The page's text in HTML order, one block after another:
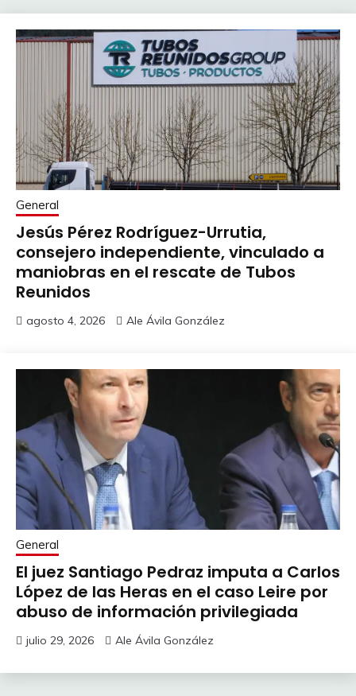
General
Jesús Pérez Rodríguez-Urrutia,
consejero independiente, vinculado a
maniobras en el rescate de Tubos
Reunidos
agosto 4, 2026 Ale Ávila González
General
El juez Santiago Pedraz imputa a Carlos
López de las Heras en el caso Leire por
abuso de información privilegiada
julio 29, 2026 Ale Ávila González